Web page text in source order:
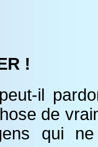
!
il
de
qui